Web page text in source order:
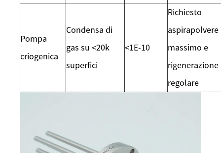
Pompa
criogenica
Condensa di
gas su <20k
superfici
<1E-10
Richiesto
aspirapolvere
massimo e
rigenerazione
regolare